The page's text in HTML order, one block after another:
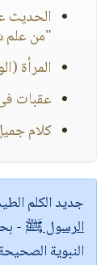
الحديث
"من علم
المرأة
عقبات
كلام
جديد الكلم
الرسول ﷺ -
النبوية